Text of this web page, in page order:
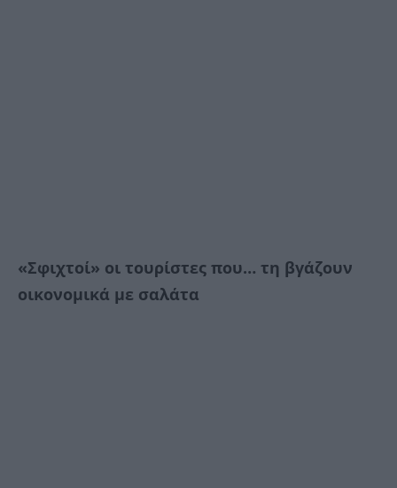
«Σφιχτοί» οι τουρίστες που… τη βγάζουν
οικονομικά με σαλάτα